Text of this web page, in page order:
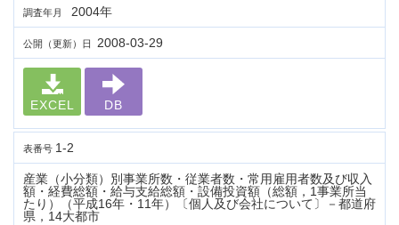
調査年月 2004年
公開（更新）日 2008-03-29
EXCEL DB
表番号 1-2
産業（小分類）別事業所数・従業者数・常用雇用者数及び収入
額・経費総額・給与支給総額・設備投資額（総額，1事業所当
たり）（平成16年・11年）〔個人及び会社について〕－都道府
県，14大都市